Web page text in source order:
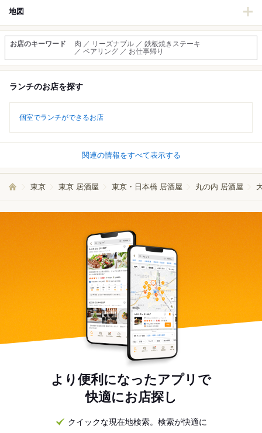
地図
お店のキーワード
肉 ／ リーズナブル ／ 鉄板焼きステーキ
／ ペアリング ／ お仕事帰り
ランチのお店を探す
個室でランチができるお店
関連の情報をすべて表示する
東京 東京 居酒屋 東京・日本橋 居酒屋 丸の内 居酒屋
より便利になったアプリで
快適にお店探し
クイックな現在地検索。検索が快適に